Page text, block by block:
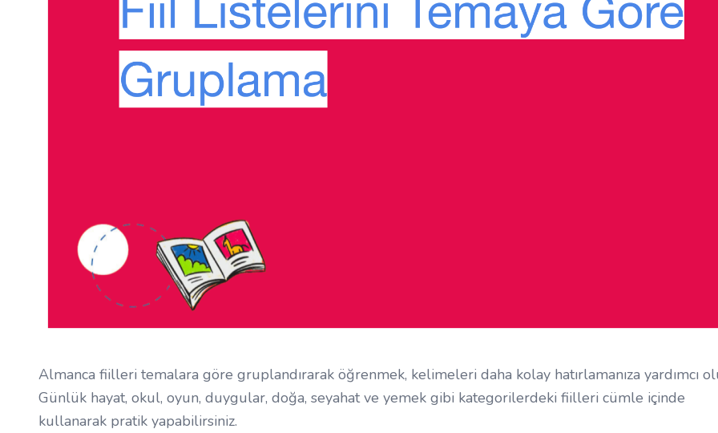
Almanca fiilleri temalara göre gruplandırarak öğrenmek, kelimeleri daha kolay hatırlamanıza yardımcı
Günlük hayat, okul, oyun, duygular, doğa, seyahat ve yemek gibi kategorilerdeki fiilleri cümle içinde
kullanarak pratik yapabilirsiniz.